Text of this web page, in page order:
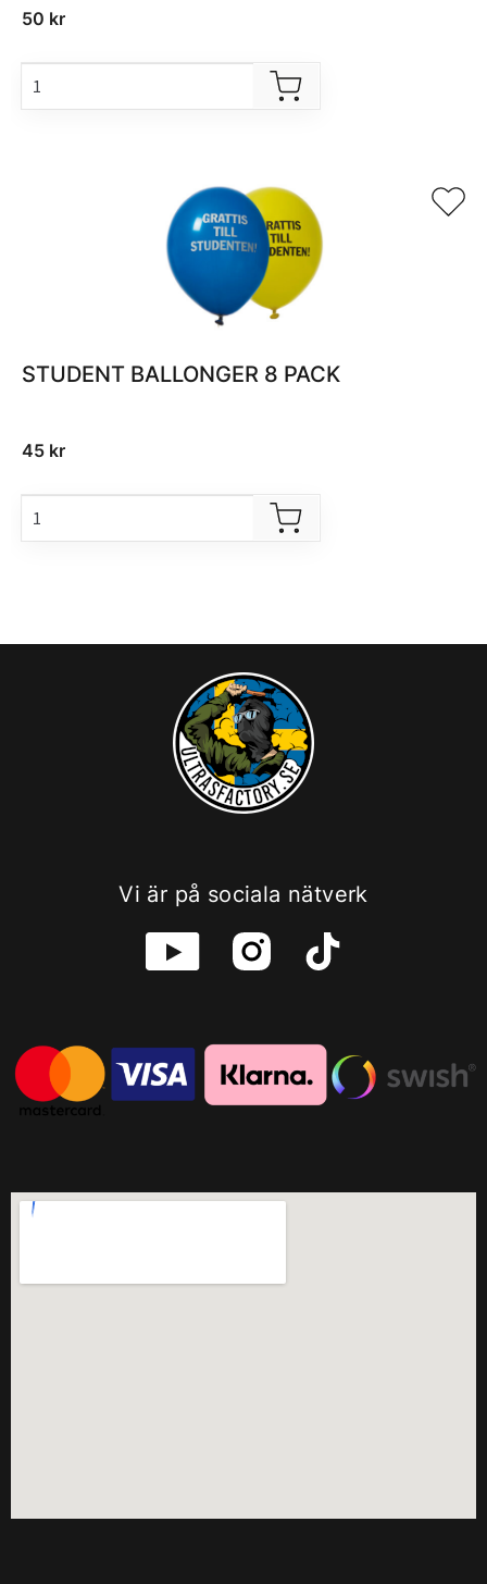
50 kr
STUDENT BALLONGER 8 PACK
45 kr
Vi är på sociala nätverk